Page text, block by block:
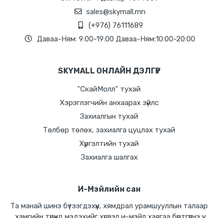
sales@skymall.mn
(+976) 76111689
Даваа-Ням: 9:00-19:00 Даваа-Ням:10:00-20:00
SKYMALL ОНЛАЙН ДЭЛГҮҮР
"СкайМолл" тухай
Хэрэглэгчийн анхаарах зүйлс
Захиалгын тухай
Төлбөр төлөх, захиалга цуцлах тухай
Хүргэлтийн тухай
Захиалга шалгах
И-Мэйлийн сан
Та манай шинэ бүтээгдэхүүн, хямдрал урамшууллын талаар